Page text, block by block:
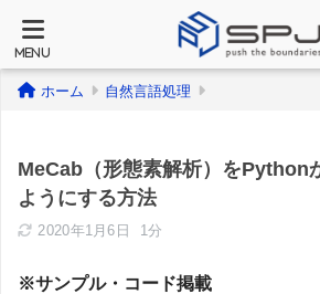
ホーム 自然言語処理
MeCab（形態素解析）をPython
ようにする方法
2020年1月6日 1分
※サンプル・コード掲載